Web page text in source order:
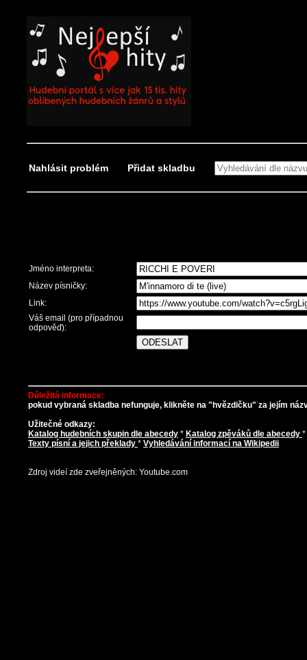
Nahlásit problém Přidat skladbu
Jméno interpreta:
Název písničky:
Link:
Váš email (pro případnou
odpověď):
Důležitá informace:
pokud vybraná skladba nefunguje, klikněte na "hvězdičku" za jejím
Užitečné odkazy:
Katalog hudebních skupin dle abecedy * Katalog zpěváků dle abecedy *
Texty písní a jejich překlady * Vyhledávání informací na Wikipedii
Zdroj videí zde zveřejněných: Youtube.com